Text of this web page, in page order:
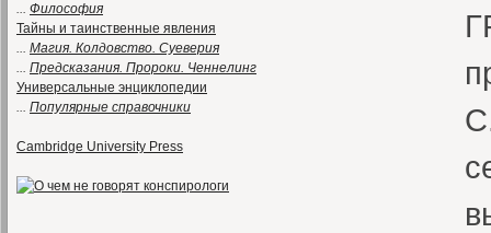
... Философия
Тайны и таинственные явления
... Магия. Колдовство. Суеверия
... Предсказания. Пророки. Ченнелинг
Универсальные энциклопедии
... Популярные справочники
Cambridge University Press